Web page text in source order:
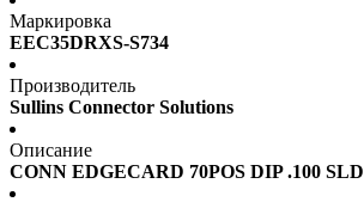
Маркировка
EEC35DRXS-S734
Производитель
Sullins Connector Solutions
Описание
CONN EDGECARD 70POS DIP .100 SLD